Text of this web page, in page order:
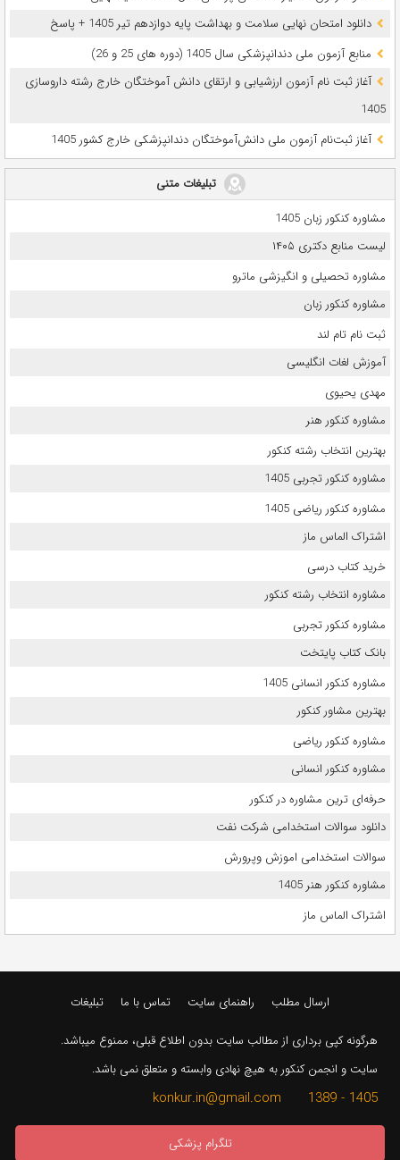
دانلود امتحان نهایی سلامت و بهداشت پایه دوازدهم تیر 1405 + پاسخ
ﻣﻨﺎﺑﻊ آزﻣﻮن ﻣﻠﯽ دندانپزشکی سال 1405 (دوره های 25 و 26)
آغاز ثبت نام آزمون‌ ارزشیابی و ارتقای دانش آموختگان خارج رشته داروسازی
1405
آغاز ثبت‌نام آزمون ملی دانش‌آموختگان دندانپزشکی خارج کشور 1405
تبلیغات متنی
مشاوره کنکور زبان 1405
لیست منابع دکتری ۱۴۰۵
مشاوره تحصیلی و انگیزشی ماترو
مشاوره کنکور زبان
ثبت نام تام لند
آموزش لغات انگلیسی
مهدی یحیوی
مشاوره کنکور هنر
بهترین انتخاب رشته کنکور
مشاوره کنکور تجربی 1405
مشاوره کنکور ریاضی 1405
اشتراک الماس ماز
خرید کتاب درسی
مشاوره انتخاب رشته کنکور
مشاوره کنکور تجربی
بانک کتاب پایتخت
مشاوره کنکور انسانی 1405
بهترین مشاور کنکور
مشاوره کنکور ریاضی
مشاوره کنکور انسانی
حرفه‌ای ترین مشاوره در کنکور
دانلود سوالات استخدامی شرکت نفت
سوالات استخدامی اموزش وپرورش
مشاوره کنکور هنر 1405
اشتراک الماس ماز
ارسال مطلب راهنمای سایت تماس با ما تبلیغات
هرگونه کپی برداری از مطالب سایت بدون اطلاع قبلی، ممنوع میباشد.
سایت و انجمن کنکور به هیچ نهادی وابسته و متعلق نمی باشد.
1405 - 1389 konkur.in@gmail.com
تلگرام پزشکی